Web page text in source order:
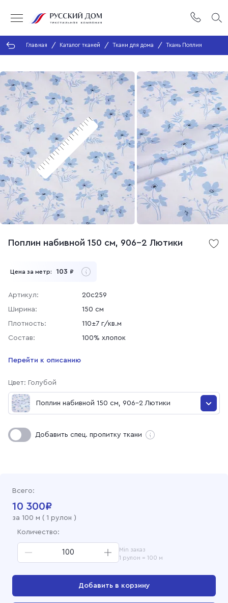
Главная Каталог тканей Ткани для дома Ткань Поплин
Поплин набивной 150 см, 906-2 Лютики
Цена за метр: 103 ₽
Артикул:
20с259
Ширина:
150 см
Плотность:
110±7 г/кв.м
Состав:
100% хлопок
Перейти к описанию
Цвет: Голубой
Поплин набивной 150 см, 906-2 Лютики
Поплин набивной 150 см, 906-4 Лютики
Поплин набивной 150 см, 906-2 Лютики
Добавить спец. пропитку ткани
Всего:
10 300₽
за 100 м ( 1 рулон )
Количество:
Min заказ
1 рулон = 100 м
Добавить в корзину